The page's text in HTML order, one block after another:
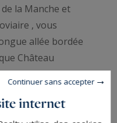
la Manche et
, vous
allée bordée
Château
remanié au XV
d’un joli parc
internet
Continuer sans accepter